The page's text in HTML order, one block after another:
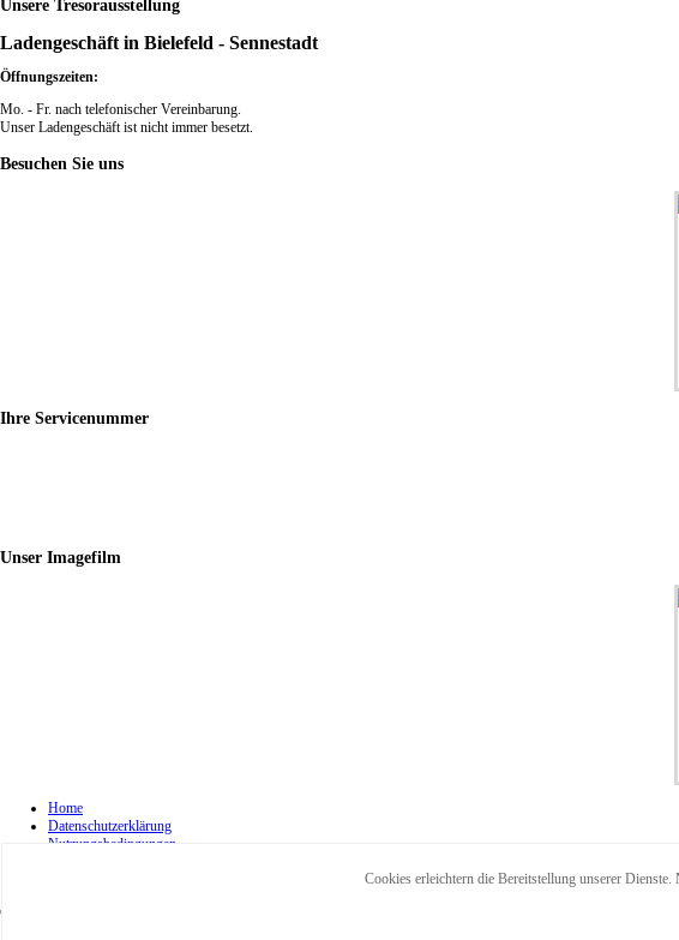
Unsere Tresorausstellung
Ladengeschäft in Bielefeld - Sennestadt
Öffnungszeiten:
Mo. - Fr. nach telefonischer Vereinbarung.
Unser Ladengeschäft ist nicht immer besetzt.
Besuchen Sie uns
Ihre Servicenummer
Unser Imagefilm
Home
Datenschutzerklärung
Nutzungsbedingungen
© 2018 Tschöke Tresore GmbH
Cookies erleichtern die Bereitstellung unserer